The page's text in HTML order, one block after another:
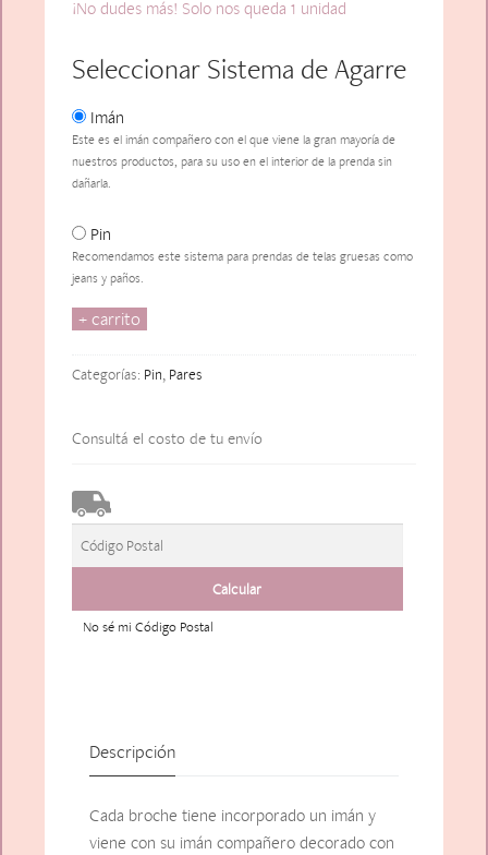
¡No dudes más! Solo nos queda 1 unidad
Seleccionar Sistema de Agarre
Imán
Este es el imán compañero con el que viene la gran mayoría de
nuestros productos, para su uso en el interior de la prenda sin
dañarla.
Pin
Recomendamos este sistema para prendas de telas gruesas como
jeans y paños.
Paire
Voltaire
cantidad
+ carrito
Categorías: Pin, Pares
Consultá el costo de tu envío
No sé mi Código Postal
Descripción
Cada broche tiene incorporado un imán y
viene con su imán compañero decorado con